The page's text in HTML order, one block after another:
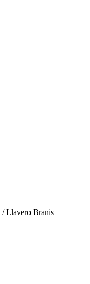
/ Llavero Branis